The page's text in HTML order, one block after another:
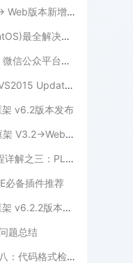
设置界面效率更高、更规范
(Docker+Nginx 或 Jexus)
公众平台注册
3正式版下载汇总
架 v6.2版本发布
面新增KindEditor复文本编辑控件
语句(不给规则，不成方圆)
必备插件推荐
版本发布
题总结
代码格式检查